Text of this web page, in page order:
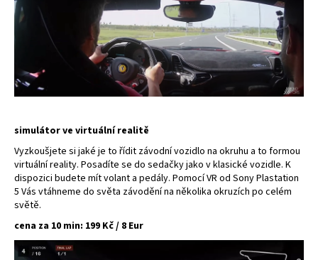
simulátor ve virtuální realitě
Vyzkoušjete si jaké je to řídit závodní vozidlo na okruhu a to formou
virtuální reality. Posadíte se do sedačky jako v klasické vozidle. K
dispozici budete mít volant a pedály. Pomocí VR od Sony Plastation
5 Vás vtáhneme do světa závodění na několika okruzích po celém
světě.
cena za 10 min: 199 Kč / 8 Eur
o
p
o
u
č
e
m
e